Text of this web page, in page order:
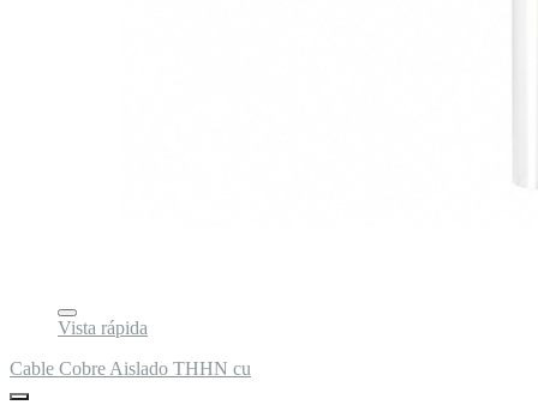
Vista rápida
Cable Cobre Aislado THHN cu